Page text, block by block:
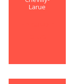
Larue